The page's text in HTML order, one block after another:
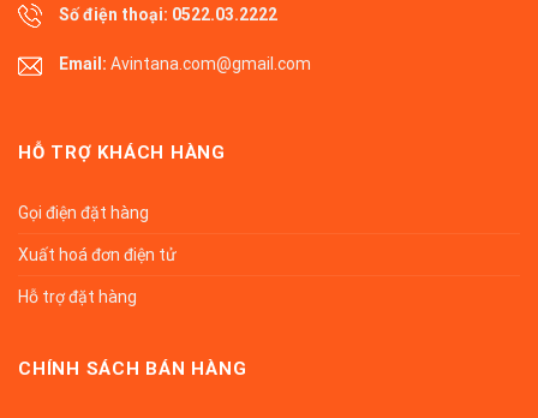
Số điện thoại: 0522.03.2222
Email: Avintana.com@gmail.com
HỖ TRỢ KHÁCH HÀNG
Gọi điện đặt hàng
Xuất hoá đơn điện tử
Hỗ trợ đặt hàng
CHÍNH SÁCH BÁN HÀNG